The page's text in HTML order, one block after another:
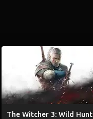
The Witcher 3: Wild Hunt